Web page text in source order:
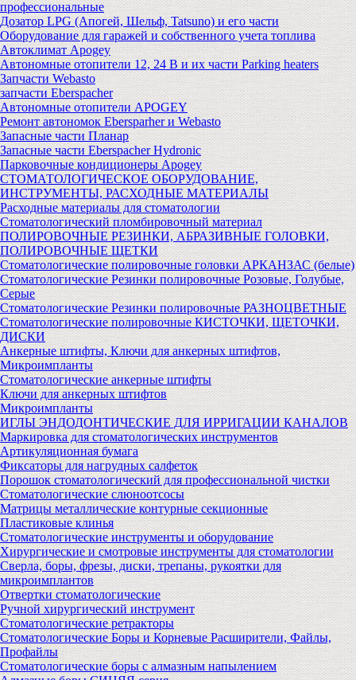
профессиональные
Дозатор LPG (Апогей, Шельф, Tatsuno) и его части
Оборудование для гаражей и собственного учета топлива
Автоклимат Apogey
Автономные отопители 12, 24 В и их части Parking heaters
Запчасти Webasto
запчасти Eberspacher
Автономные отопители APOGEY
Ремонт автономок Ebersparher и Webasto
Запасные части Планар
Запасные части Eberspacher Hydronic
Парковочные кондиционеры Apogey
СТОМАТОЛОГИЧЕСКОЕ ОБОРУДОВАНИЕ,
ИНСТРУМЕНТЫ, РАСХОДНЫЕ МАТЕРИАЛЫ
Расходные материалы для стоматологии
Стоматологический пломбировочный материал
ПОЛИРОВОЧНЫЕ РЕЗИНКИ, АБРАЗИВНЫЕ ГОЛОВКИ,
ПОЛИРОВОЧНЫЕ ЩЕТКИ
Стоматологические полировочные головки АРКАНЗАС (белые)
Стоматологические Резинки полировочные Розовые, Голубые,
Серые
Стоматологические Резинки полировочные РАЗНОЦВЕТНЫЕ
Стоматологические полировочные КИСТОЧКИ, ЩЕТОЧКИ,
ДИСКИ
Анкерные штифты, Ключи для анкерных штифтов,
Микроимпланты
Стоматологические анкерные штифты
Ключи для анкерных штифтов
Микроимпланты
ИГЛЫ ЭНДОДОНТИЧЕСКИЕ ДЛЯ ИРРИГАЦИИ КАНАЛОВ
Маркировка для стоматологических инструментов
Артикуляционная бумага
Фиксаторы для нагрудных салфеток
Порошок стоматологический для профессиональной чистки
Стоматологические слюноотсосы
Матрицы металлические контурные секционные
Пластиковые клинья
Стоматологические инструменты и оборудование
Хирургические и смотровые инструменты для стоматологии
Сверла, боры, фрезы, диски, трепаны, рукоятки для
микроимплантов
Отвертки стоматологические
Ручной хирургический инструмент
Стоматологические ретракторы
Стоматологические Боры и Корневые Расширители, Файлы,
Профайлы
Стоматологические боры с алмазным напылением